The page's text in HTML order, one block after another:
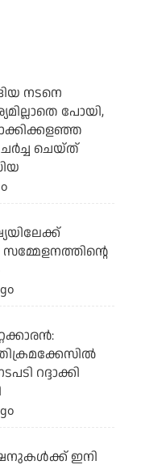
നടനെ
പോയി,
ചര്‍ച്ച ചെയ്ത്
റദ്ദാക്കി
ഇനി